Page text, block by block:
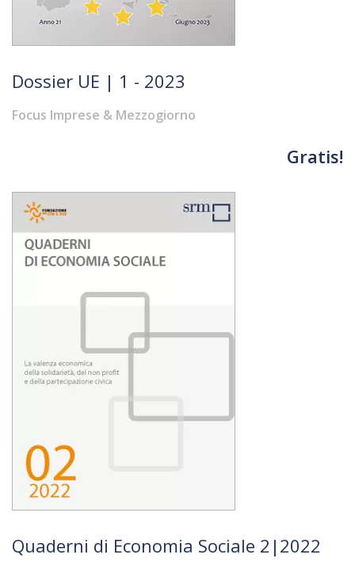
Dossier UE | 1 - 2023
Focus Imprese & Mezzogiorno
Gratis!
Quaderni di Economia Sociale 2|2022